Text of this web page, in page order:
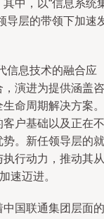
中，以“信息系统
导层的带领下加速
信息技术的融合应
演进为提供涵盖咨
命周期解决方案。
户基础以及正在不
。新任领导层的就
行动力，推动其从
速迈进。
国联通集团层面的